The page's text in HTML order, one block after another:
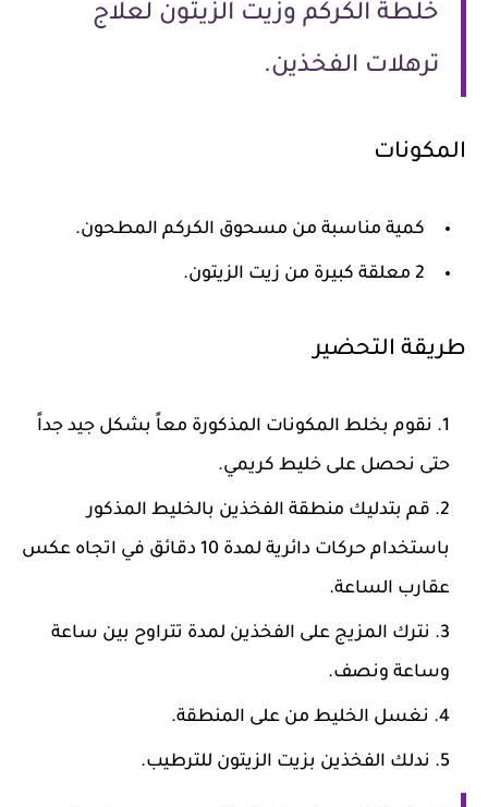
خلطة الكركم وزيت الزيتون لعلاج
ترهلات الفخذين.
المكونات
كمية مناسبة من مسحوق الكركم المطحون.
2 معلقة كبيرة من زيت الزيتون.
طريقة التحضير
نقوم بخلط المكونات المذكورة معاً بشكل جيد جداً
حتى نحصل على خليط كريمي.
قم بتدليك منطقة الفخذين بالخليط المذكور
باستخدام حركات دائرية لمدة 10 دقائق في اتجاه عكس
عقارب الساعة.
نترك المزيج على الفخذين لمدة تتراوح بين ساعة
وساعة ونصف.
نغسل الخليط من على المنطقة.
ندلك الفخذين بزيت الزيتون للترطيب.